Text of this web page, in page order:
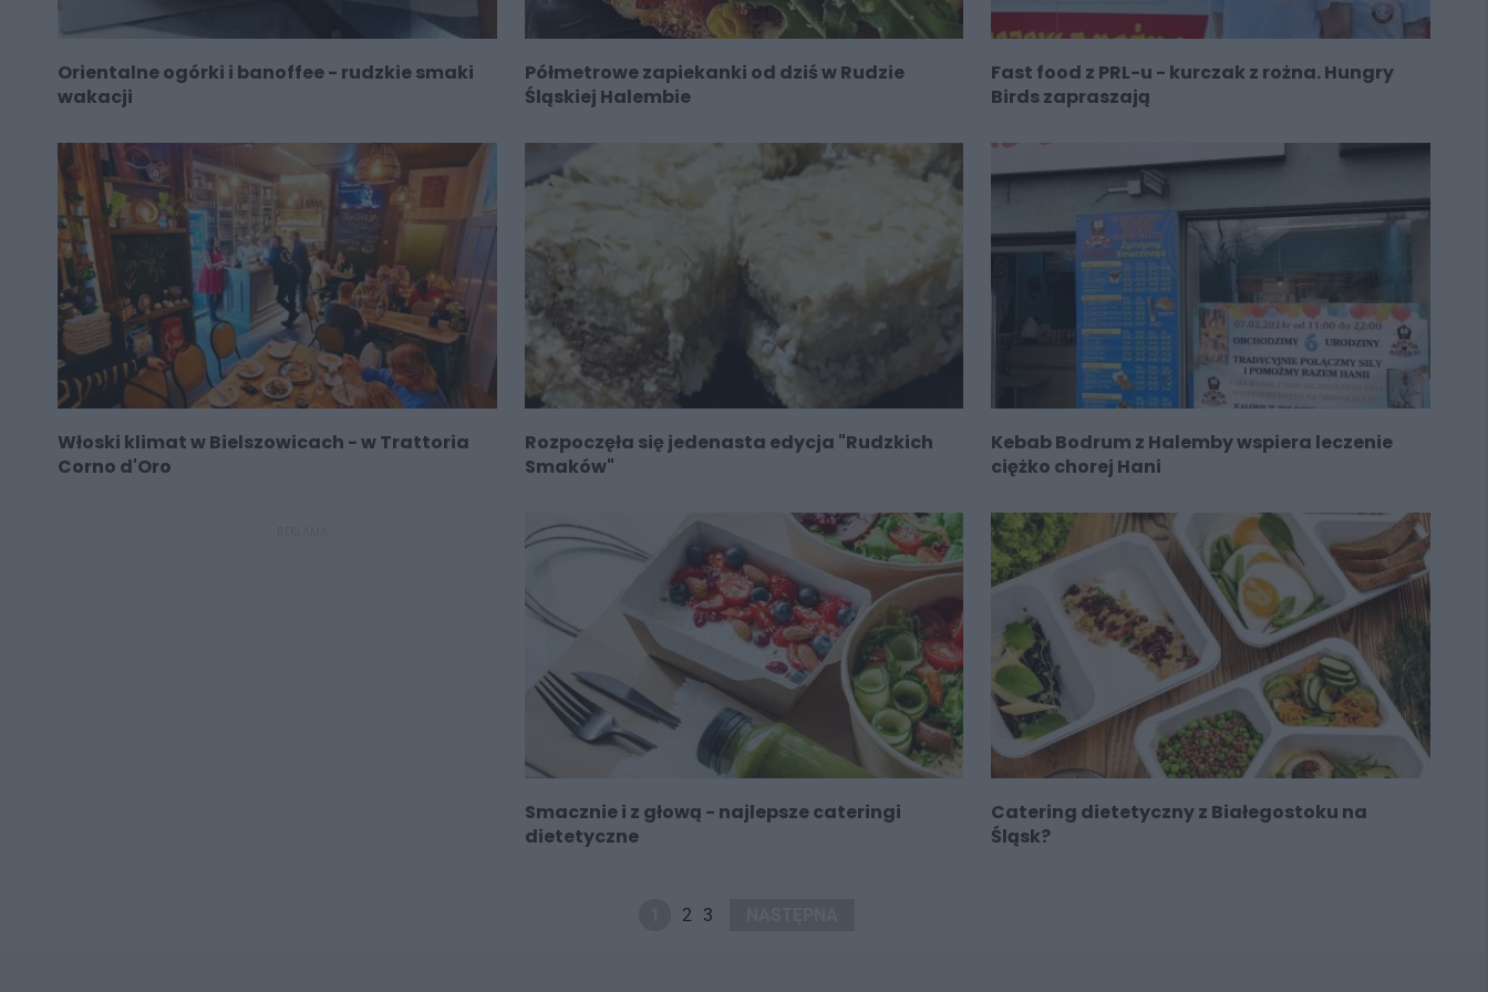
Orientalne ogórki i banoffee - rudzkie smaki
wakacji
Półmetrowe zapiekanki od dziś w Rudzie
Śląskiej Halembie
Fast food z PRL-u - kurczak z rożna. Hungry
Birds zapraszają
Włoski klimat w Bielszowicach - w Trattoria
Corno d'Oro
Rozpoczęła się jedenasta edycja "Rudzkich
Smaków"
Kebab Bodrum z Halemby wspiera leczenie
ciężko chorej Hani
Smacznie i z głową - najlepsze cateringi
dietetyczne
Catering dietetyczny z Białegostoku na
Śląsk?
2 3